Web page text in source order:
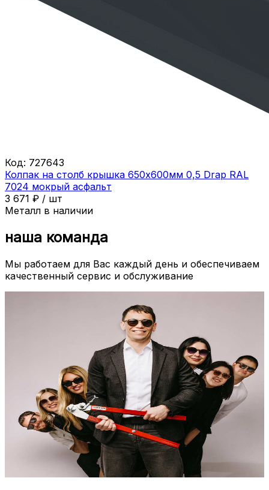
Код: 727643
Колпак на столб крышка 650х600мм 0,5 Drap RAL
7024 мокрый асфальт
3 671 ₽ / шт
Металл в наличии
наша команда
Мы работаем для Вас каждый день и обеспечиваем
качественный сервис и обслуживание